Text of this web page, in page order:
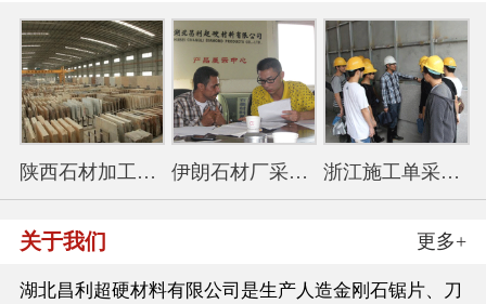
陕西石材加工厂采购350花 伊朗石材厂采购金刚石锯 浙江施工单采购114干切王
关于我们 更多+
湖北昌利超硬材料有限公司是生产人造金刚石锯片、刀